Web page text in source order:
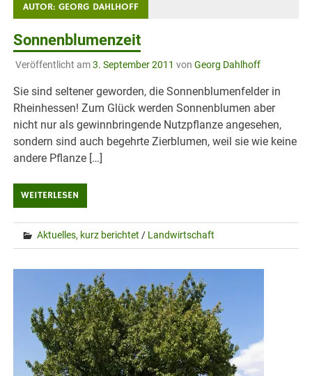
AUTOR:GEORG DAHLHOFF
Sonnenblumenzeit
Veröffentlicht am3. September 2011 von Georg Dahlhoff
Sie sind seltener geworden, die Sonnenblumenfelder in
Rheinhessen! Zum Glück werden Sonnenblumen aber
nicht nur als gewinnbringende Nutzpflanze angesehen,
sondern sind auch begehrte Zierblumen, weil sie wie keine
andere Pflanze […]
WEITERLESEN
Aktuelles, kurz berichtet / Landwirtschaft